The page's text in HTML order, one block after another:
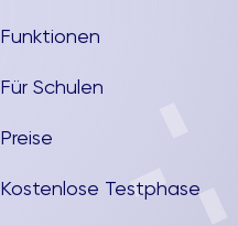
Funktionen
Für Schulen
Preise
Kostenlose Testphase